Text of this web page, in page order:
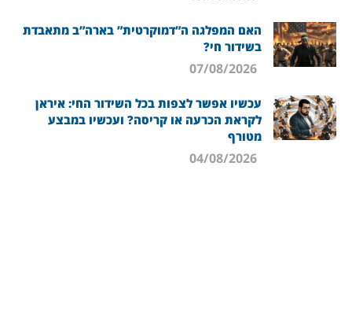
האם המפלגה ה”דמוקרטית” בארה”ב מתאבדת
בשידור חי?
עכשיו אפשר לצפות בכל השידור החי: איראן
לקראת הכרעה או קריסה? ועכשיו במבצע
מטורף